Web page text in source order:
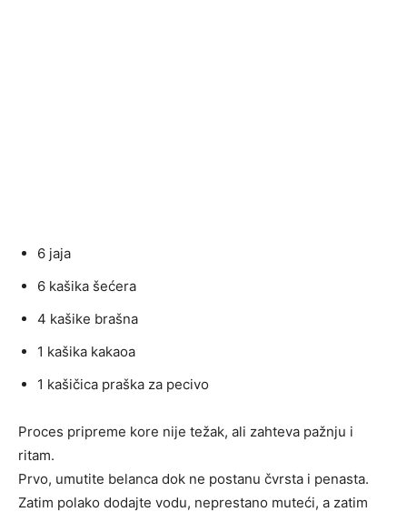
6 jaja
6 kašika šećera
4 kašike brašna
1 kašika kakaoa
1 kašičica praška za pecivo
Proces pripreme kore nije težak, ali zahteva pažnju i
ritam.
Prvo, umutite belanca dok ne postanu čvrsta i penasta.
Zatim polako dodajte vodu, neprestano muteći, a zatim